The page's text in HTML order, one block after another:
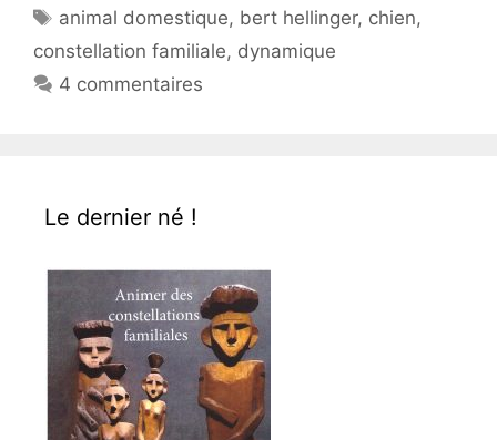
Étiquettes
animal domestique, bert hellinger, chien,
constellation familiale, dynamique
4 commentaires
Le dernier né !